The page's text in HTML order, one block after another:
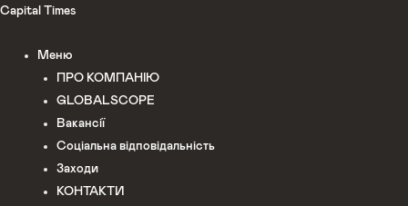
Перейти
вмісту
Capital Times
Меню
ПРО КОМПАНІЮ
GLOBALSCOPE
Вакансії
Соціальна відповідальність
Заходи
КОНТАКТИ